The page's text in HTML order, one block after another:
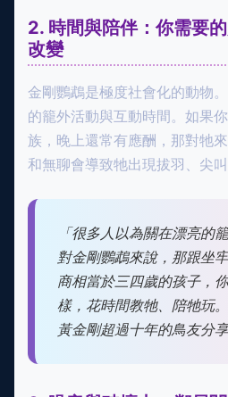
2. 時間與陪伴：你需要
改變
金剛鸚鵡是極度社會化的動物
的籠外活動與互動時間。如果
族，晚上還常有應酬，那對牠
和無聊會導致牠出現拔羽、尖叫
「很多人以為關在漂亮的
對金剛鸚鵡來說，那跟坐
商相當於三四歲的孩子，
樣，花時間教牠、陪牠玩
黃金剛超過十年的鳥友分享